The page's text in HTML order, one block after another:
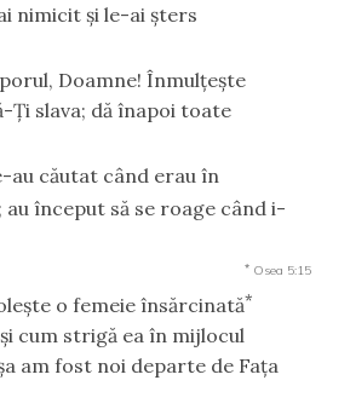
nimicit şi le-ai şters
Doamne! Înmulţeşte
Ţi slava; dă înapoi toate
au căutat când erau în
; au început să se roage când i-
* Osea 5:15
o femeie însărcinată*
cum strigă ea în mijlocul
am fost noi departe de Faţa